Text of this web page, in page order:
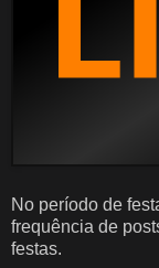
No período de
frequência de
festas.